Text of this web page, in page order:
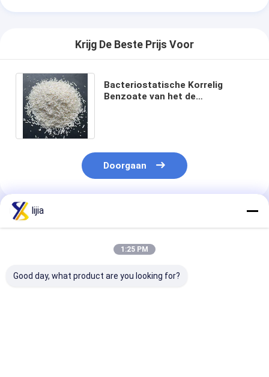
Krijg De Beste Prijs Voor
Bacteriostatische Korrelig
Benzoate van het de
Doorgaan
Geadviseerde Producten
lijia
1:25 PM
Good day, what product are you looking for?